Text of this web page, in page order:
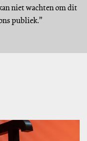
niet wachten om dit
publiek.”